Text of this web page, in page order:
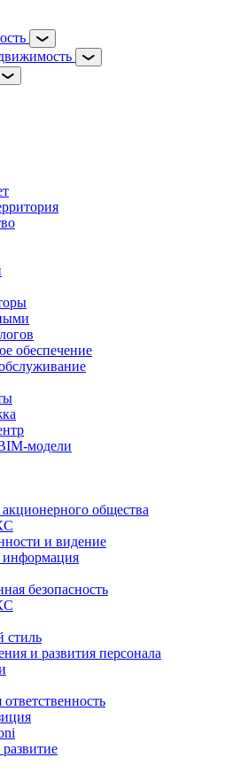
обеспечение
модели
общества
и видение
информация
безопасность
и развития персонала